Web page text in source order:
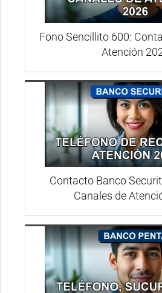
Fono Sencillito 600:
Atención
Contacto Banco
Canales de